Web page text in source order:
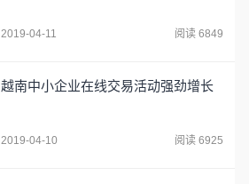
2019-04-11 阅读 6849
越南中小企业在线交易活动强劲增长
2019-04-10 阅读 6925